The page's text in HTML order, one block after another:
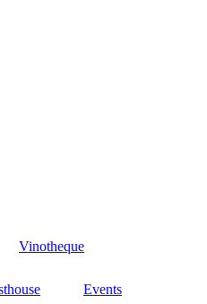
Vinotheque
Events